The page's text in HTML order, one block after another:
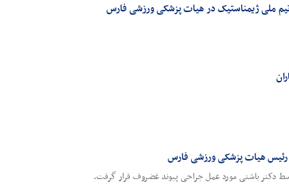
ملی ژیمناستیک در هیات پزشکی ورزشی فارس
هیات پزشکی ورزشی فارس
دکتر باشتی مورد عمل جراحی پیوند غضروف قرار گرفت.